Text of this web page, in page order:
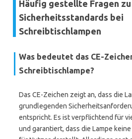
Häufig gestellte Fragen zu
Sicherheitsstandards bei
Schreibtischlampen
Was bedeutet das CE-
Schreibtischlampe?
Das CE-Zeichen zeigt an, dass die
grundlegenden
entspricht. Es ist verpflichtend für
und garantiert, dass die Lampe